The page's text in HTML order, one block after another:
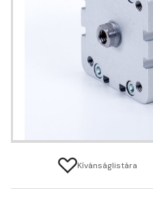
Kívánságlistára